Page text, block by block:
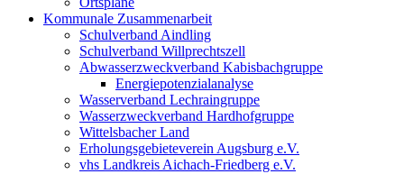
Kommunale Zusammenarbeit
Schulverband Aindling
Schulverband Willprechtszell
Abwasserzweckverband Kabisbachgruppe
Energiepotenzialanalyse
Wasserverband Lechraingruppe
Wasserzweckverband Hardhofgruppe
Wittelsbacher Land
Erholungsgebieteverein Augsburg e.V.
vhs Landkreis Aichach-Friedberg e.V.